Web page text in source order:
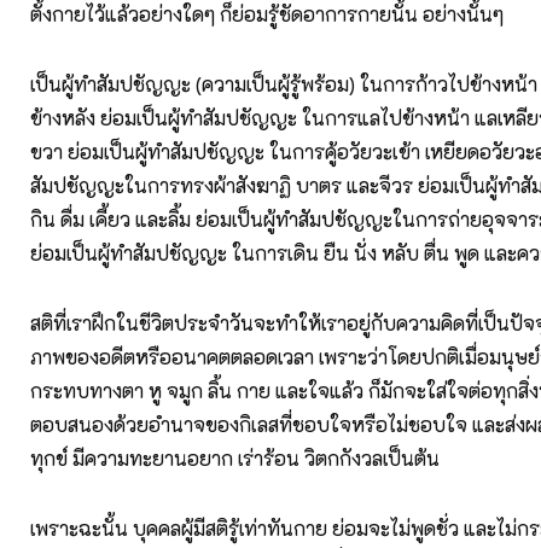
ตั้งกายไว้แล้วอย่างใดๆ ก็ย่อมรู้ชัดอาการกายนั้น อย่างนั้นๆ
เป็นผู้ทำสัมปชัญญะ (ความเป็นผู้รู้พร้อม) ในการก้าวไปข้างหน้
ข้างหลัง ย่อมเป็นผู้ทำสัมปชัญญะ ในการแลไปข้างหน้า แลเหลีย
ขวา ย่อมเป็นผู้ทำสัมปชัญญะ ในการคู้อวัยวะเข้า เหยียดอวัยว
สัมปชัญญะในการทรงผ้าสังฆาฏิ บาตร และจีวร ย่อมเป็นผู้ทำ
กิน ดื่ม เคี้ยว และลิ้ม ย่อมเป็นผู้ทำสัมปชัญญะในการถ่ายอุจจาร
ย่อมเป็นผู้ทำสัมปชัญญะ ในการเดิน ยืน นั่ง หลับ ตื่น พูด และคว
สติที่เราฝึกในชีวิตประจำวันจะทำให้เราอยู่กับความคิดที่เป็นปั
ภาพของอดีตหรืออนาคตตลอดเวลา เพราะว่าโดยปกติเมื่อมนุ
กระทบทางตา หู จมูก ลิ้น กาย และใจแล้ว ก็มักจะใส่ใจต่อทุกสิ่
ตอบสนองด้วยอำนาจของกิเลสที่ชอบใจหรือไม่ชอบใจ และส่งผ
ทุกข์ มีความทะยานอยาก เร่าร้อน วิตกกังวลเป็นต้น
เพราะฉะนั้น บุคคลผู้มีสติรู้เท่าทันกาย ย่อมจะไม่พูดชั่ว และไม่ก